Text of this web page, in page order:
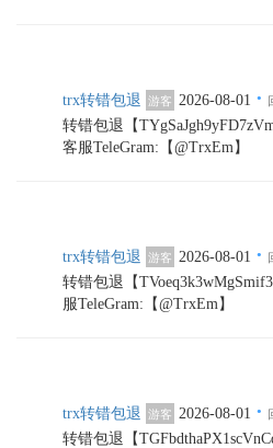
trx转错包退 游客 2026-08-01 ·
转错包退【
客服TeleGram:【@TrxEm】
trx转错包退 游客 2026-08-01 ·
转错包退【
服TeleGram:【@TrxEm】
trx转错包退 游客 2026-08-01 ·
转错包退【